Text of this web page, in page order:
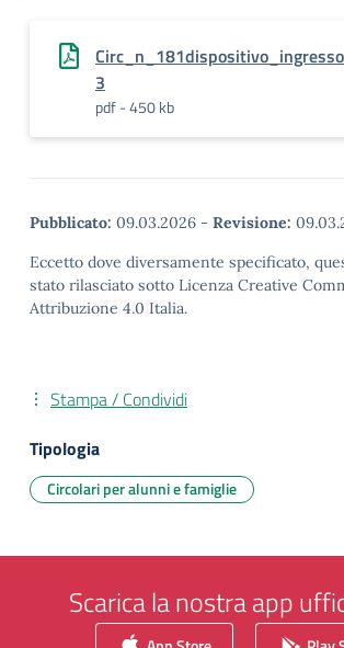
3
pdf - 450 kb
Pubblicato: 09.03.2026 - Revisione:
Eccetto dove diversamente specificato,
stato rilasciato sotto Licenza Creative
Attribuzione 4.0 Italia.
Stampa / Condividi
Tipologia
Circolari per alunni e famiglie
Scarica la nostra app